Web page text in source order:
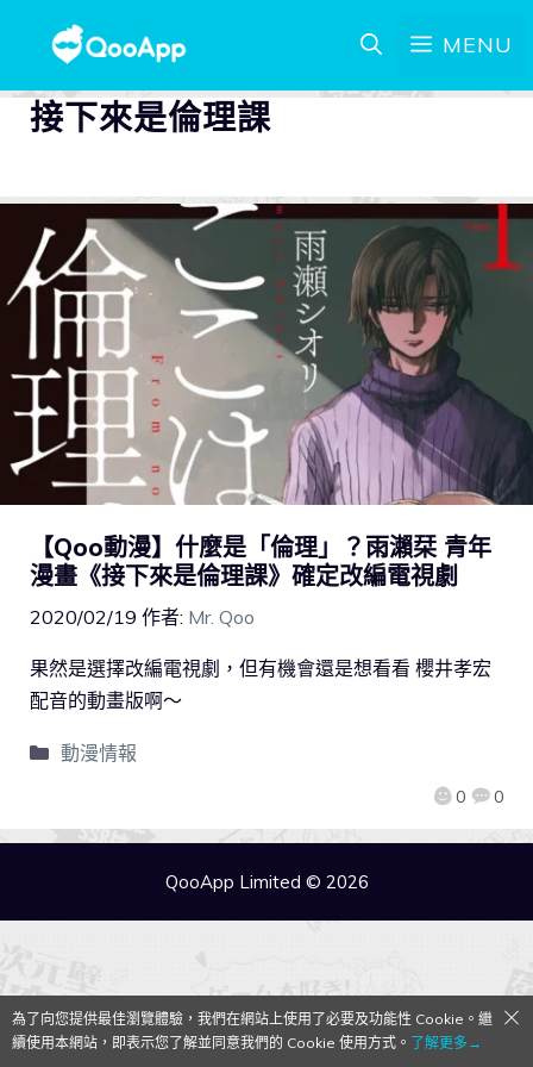
MENU
接下來是倫理課
【Qoo動漫】什麼是「倫理」？雨瀨栞 青年
漫畫《接下來是倫理課》確定改編電視劇
2020/02/19 作者: Mr. Qoo
0 0
果然是選擇改編電視劇，但有機會還是想看看 櫻井孝宏
配音的動畫版啊～
動漫情報
QooApp Limited © 2026
為了向您提供最佳瀏覽體驗，我們在網站上使用了必要及功能性 Cookie。繼
續使用本網站，即表示您了解並同意我們的 Cookie 使用方式。 了解更多→